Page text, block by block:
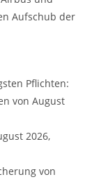
Aufschub der
Pflichten:
von August
2026,
von